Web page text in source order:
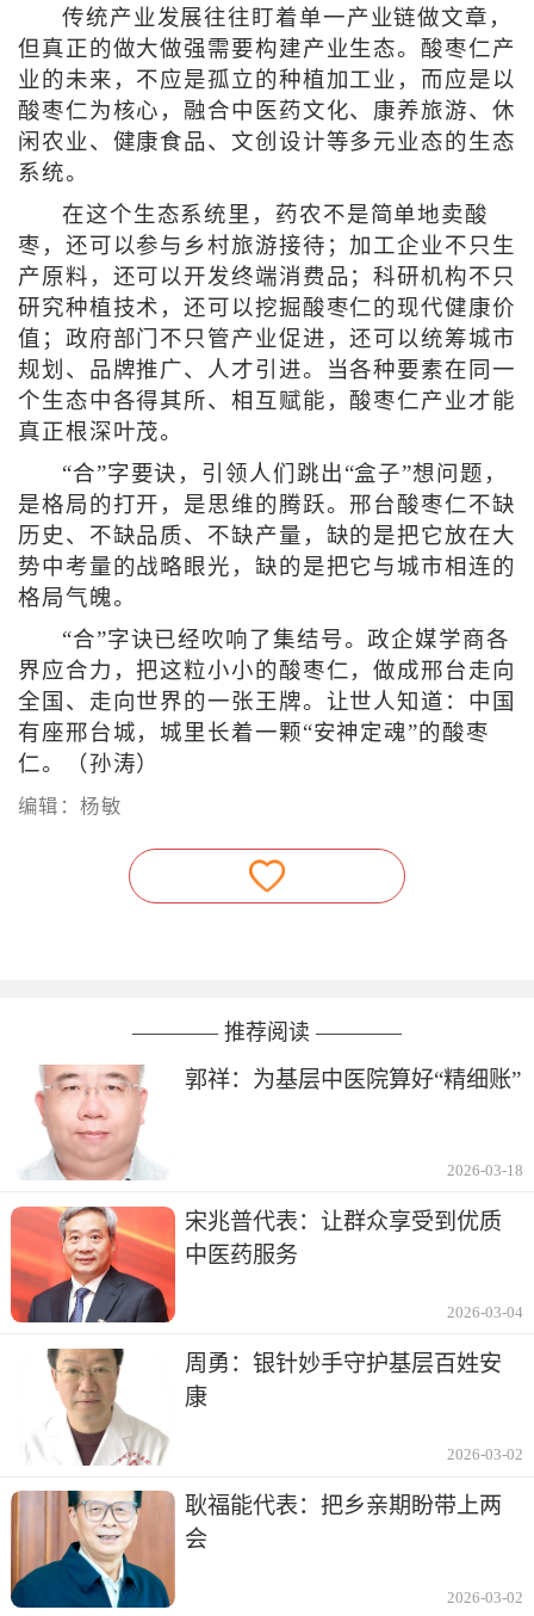
传统产业发展往往盯着单一产业链做文章，
但真正的做大做强需要构建产业生态。酸枣仁产
业的未来，不应是孤立的种植加工业，而应是以
酸枣仁为核心，融合中医药文化、康养旅游、休
闲农业、健康食品、文创设计等多元业态的生态
系统。
在这个生态系统里，药农不是简单地卖酸
枣，还可以参与乡村旅游接待；加工企业不只生
产原料，还可以开发终端消费品；科研机构不只
研究种植技术，还可以挖掘酸枣仁的现代健康价
值；政府部门不只管产业促进，还可以统筹城市
规划、品牌推广、人才引进。当各种要素在同一
个生态中各得其所、相互赋能，酸枣仁产业才能
真正根深叶茂。
“合”字要诀，引领人们跳出“盒子”想问题，
是格局的打开，是思维的腾跃。邢台酸枣仁不缺
历史、不缺品质、不缺产量，缺的是把它放在大
势中考量的战略眼光，缺的是把它与城市相连的
格局气魄。
“合”字诀已经吹响了集结号。政企媒学商各
界应合力，把这粒小小的酸枣仁，做成邢台走向
全国、走向世界的一张王牌。让世人知道：中国
有座邢台城，城里长着一颗“安神定魂”的酸枣
仁。（孙涛）
编辑：杨敏
———— 推荐阅读 ————
郭祥：为基层中医院算好“精细账”
2026-03-18
宋兆普代表：让群众享受到优质
中医药服务
2026-03-04
周勇：银针妙手守护基层百姓安
康
2026-03-02
耿福能代表：把乡亲期盼带上两
会
2026-03-02